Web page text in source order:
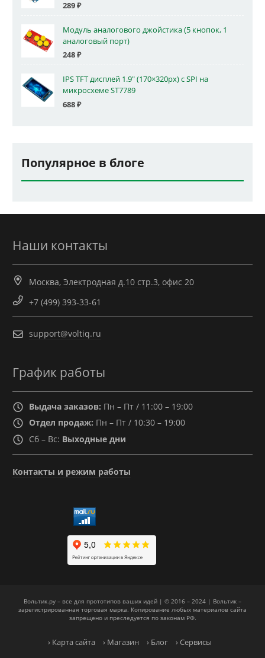
289₽
Модуль аналогового джойстика (5 кнопок, 1
аналоговый порт)
248₽
IPS TFT дисплей 1.9" (170×320px) с SPI на
микросхеме ST7789
688₽
Популярное в блоге
Наши контакты
Москва, Электродная д.10 стр.3, офис 20
+7 (499) 393-33-61
support@voltiq.ru
График работы
Выдача заказов: Пн – Пт / 11:00 – 19:00
Отдел продаж: Пн – Пт / 10:30 – 19:00
Сб – Вс: Выходные дни
Контакты и режим работы
Вольтик.ру – все для прототипов ваших идей | © 2016 – 2024 | Вольтик –
зарегистрированная торговая марка. Копирование любых материалов сайта
запрещено и преследуется по законам РФ.
› Карта сайта › Магазин › Блог › Сервисы